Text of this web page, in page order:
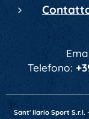
Telefono:
Sant' Ilario Sport S.r.l.